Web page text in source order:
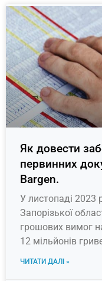
Як довести
первинних
Bargen.
У листопаді 2023
Запорізької
грошових вимог
12 мільйонів
ЧИТАТИ ДАЛІ »